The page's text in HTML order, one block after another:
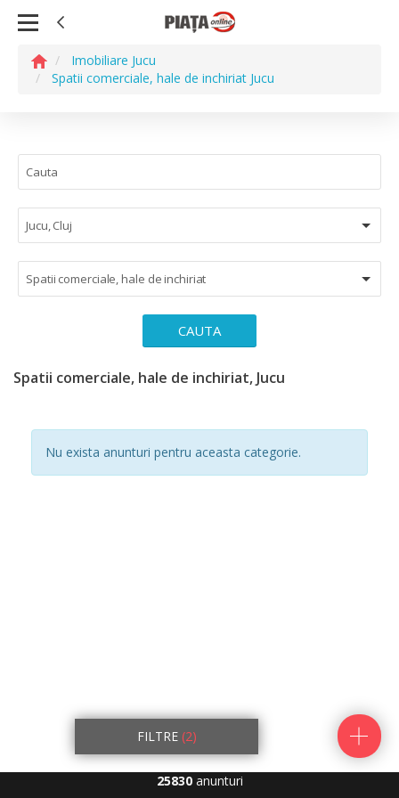
Imobiliare Jucu
Spatii comerciale, hale de inchiriat Jucu
Jucu, Cluj
Spatii comerciale, hale de inchiriat
CAUTA
Spatii comerciale, hale de inchiriat, Jucu
Nu exista anunturi pentru aceasta categorie.
FILTRE (2)
25830anunturi